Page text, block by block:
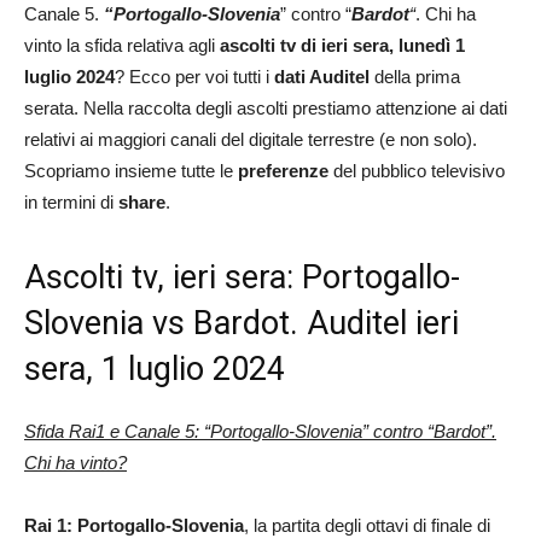
Canale 5. “Portogallo-Slovenia” contro “Bardot“. Chi ha
vinto la sfida relativa agli ascolti tv di ieri sera, lunedì 1
luglio 2024? Ecco per voi tutti i dati Auditel della prima
serata. Nella raccolta degli ascolti prestiamo attenzione ai dati
relativi ai maggiori canali del digitale terrestre (e non solo).
Scopriamo insieme tutte le preferenze del pubblico televisivo
in termini di share.
Ascolti tv, ieri sera: Portogallo-
Slovenia vs Bardot. Auditel ieri
sera, 1 luglio 2024
Sfida Rai1 e Canale 5: “Portogallo-Slovenia” contro “Bardot”.
Chi ha vinto?
Rai 1: Portogallo-Slovenia, la partita degli ottavi di finale di